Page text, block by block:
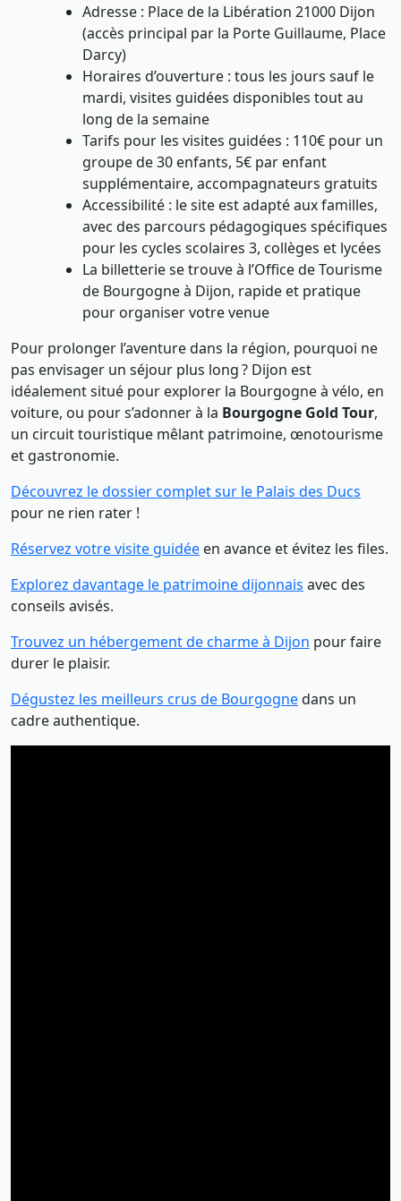
Adresse : Place de la Libération 21000 Dijon
(accès principal par la Porte Guillaume, Place
Darcy)
Horaires d’ouverture : tous les jours sauf le
mardi, visites guidées disponibles tout au
long de la semaine
Tarifs pour les visites guidées : 110€ pour un
groupe de 30 enfants, 5€ par enfant
supplémentaire, accompagnateurs gratuits
Accessibilité : le site est adapté aux familles,
avec des parcours pédagogiques spécifiques
pour les cycles scolaires 3, collèges et lycées
La billetterie se trouve à l’Office de Tourisme
de Bourgogne à Dijon, rapide et pratique
pour organiser votre venue
Pour prolonger l’aventure dans la région, pourquoi ne
pas envisager un séjour plus long ? Dijon est
idéalement situé pour explorer la Bourgogne à vélo, en
voiture, ou pour s’adonner à la Bourgogne Gold Tour,
un circuit touristique mêlant patrimoine, œnotourisme
et gastronomie.
Découvrez le dossier complet sur le Palais des Ducs
pour ne rien rater !
Réservez votre visite guidée en avance et évitez les files.
Explorez davantage le patrimoine dijonnais avec des
conseils avisés.
Trouvez un hébergement de charme à Dijon pour faire
durer le plaisir.
Dégustez les meilleurs crus de Bourgognedans un
cadre authentique.